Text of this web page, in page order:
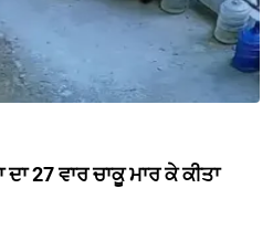
27 ਵਾਰ ਚਾਕੂ ਮਾਰ ਕੇ ਕੀਤਾ